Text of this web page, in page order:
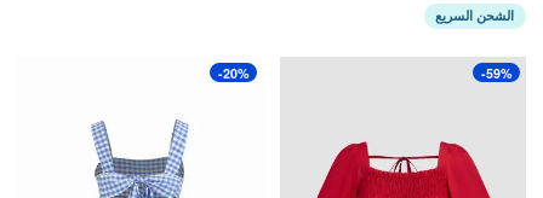
الشحن السريع
-59%
-20%